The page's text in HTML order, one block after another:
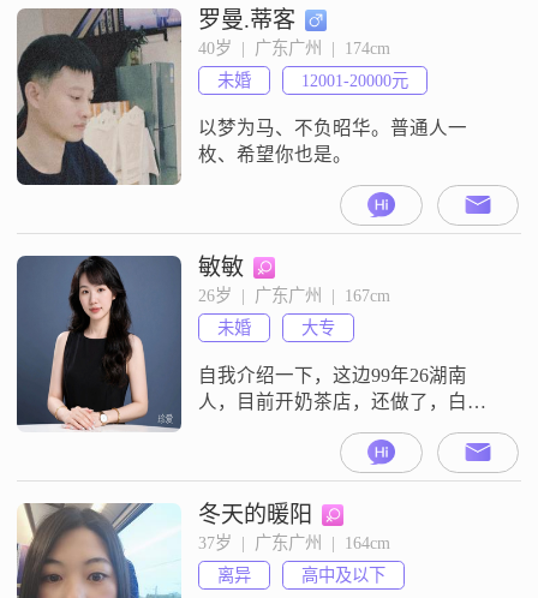
罗曼.蒂客
40岁  |  广东广州  |  174cm
未婚
12001-20000元
以梦为马、不负昭华。普通人一
枚、希望你也是。
敏敏
26岁  |  广东广州  |  167cm
未婚
大专
自我介绍一下，这边99年26湖南
人，目前开奶茶店，还做了，白
酒，红酒，洋酒，要找一个没有结
过婚的，结过婚的话要看条件，但
不能有孩子，我这边月收入的话，
不低于3万，老家父母有给我买房，
打算在广州买，自己有这方面的能
力，这边不会做饭，想找一个会做
饭的，主要是要爱干净，本人这边
冬天的暖阳
37岁  |  广东广州  |  164cm
离异
高中及以下